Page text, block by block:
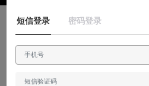
吉考斯工业"核聚变
来看看核聚变8TH上吉考斯工业为各
短信登录 密码登录